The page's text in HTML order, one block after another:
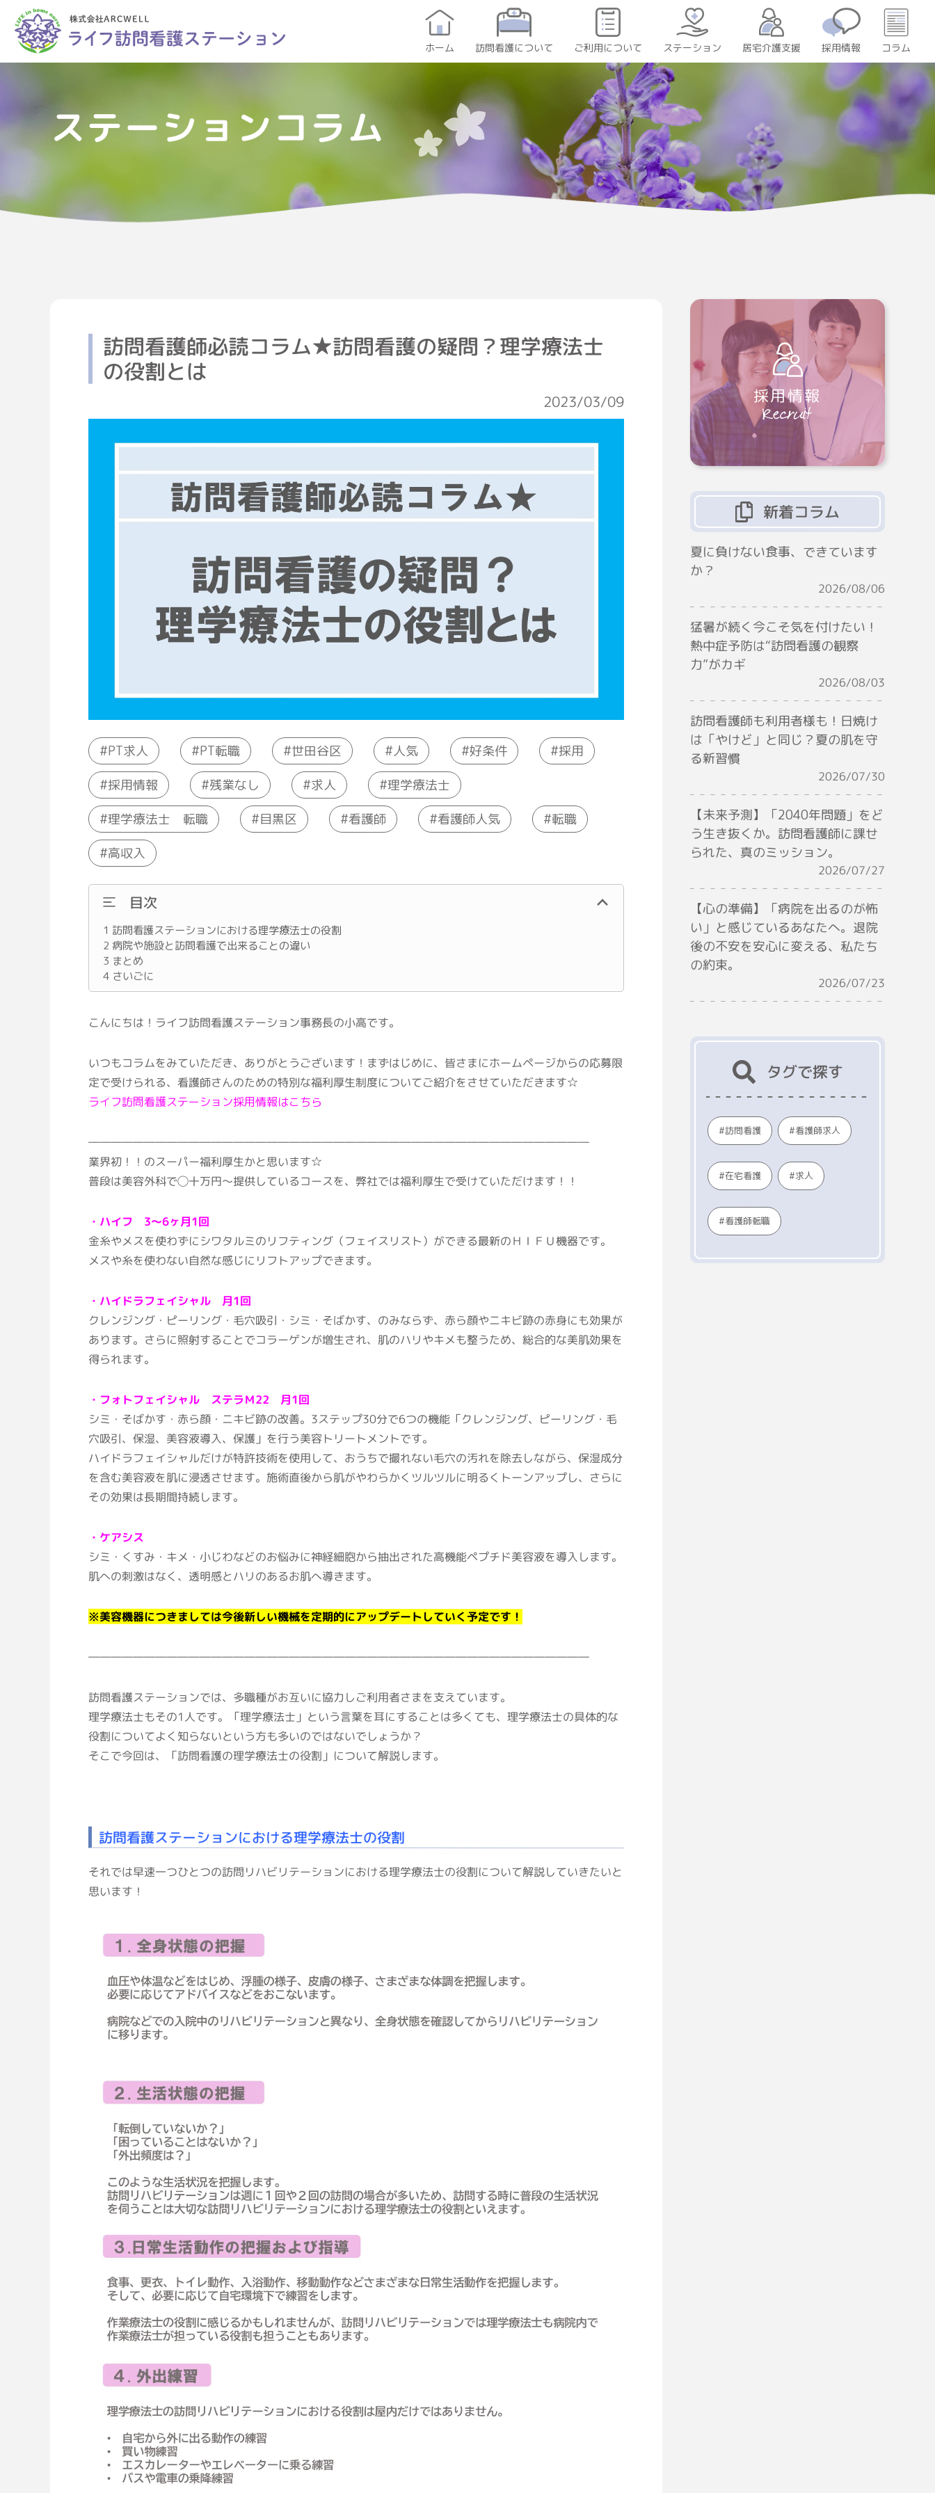
ホーム 訪問看護について ご利用について ステーション 居宅介護支援 採用情報 コラム
ステーションコラム
訪問看護師必読コラム★訪問看護の疑問？理学療法士
の役割とは
2023/03/09
PT求人 PT転職 世田谷区 人気 好条件 採用
採用情報 残業なし 求人 理学療法士
理学療法士 転職 目黒区 看護師 看護師人気 転職
高収入
目次
1 訪問看護ステーションにおける理学療法士の役割
2 病院や施設と訪問看護で出来ることの違い
3 まとめ
4さいごに
こんにちは！ライフ訪問看護ステーション事務長の小高です。
いつもコラムをみていただき、ありがとうございます！まずはじめに、皆さまにホームページからの応募限
定で受けられる、看護師さんのための特別な福利厚生制度についてご紹介をさせていただきます☆
ライフ訪問看護ステーション採用情報はこちら
―――――――――――――――――――――――――――――――――――――――――――――
業界初！！のスーパー福利厚生かと思います☆
普段は美容外科で◯十万円〜提供しているコースを、弊社では福利厚生で受けていただけます！！
・ハイフ 3～6ヶ月1回
金糸やメスを使わずにシワタルミのリフティング（フェイスリスト）ができる最新のＨＩＦＵ機器です。
メスや糸を使わない自然な感じにリフトアップできます。
・ハイドラフェイシャル 月1回
クレンジング・ピーリング・毛穴吸引・シミ・そばかす、のみならず、赤ら顔やニキビ跡の赤身にも効果が
あります。さらに照射することでコラーゲンが増生され、肌のハリやキメも整うため、総合的な美肌効果を
得られます。
・フォトフェイシャル ステラＭ22 月1回
シミ・そばかす・赤ら顔・ニキビ跡の改善。3ステップ30分で6つの機能「クレンジング、ピーリング・毛
穴吸引、保湿、美容液導入、保護」を行う美容トリートメントです。
ハイドラフェイシャルだけが特許技術を使用して、おうちで撮れない毛穴の汚れを除去しながら、保湿成分
を含む美容液を肌に浸透させます。施術直後から肌がやわらかくツルツルに明るくトーンアップし、さらに
その効果は長期間持続します。
・ケアシス
シミ・くすみ・キメ・小じわなどのお悩みに神経細胞から抽出された高機能ペプチド美容液を導入します。
肌への刺激はなく、透明感とハリのあるお肌へ導きます。
※美容機器につきましては今後新しい機械を定期的にアップデートしていく予定です！
―――――――――――――――――――――――――――――――――――――――――――――
訪問看護ステーションでは、多職種がお互いに協力しご利用者さまを支えています。
理学療法士もその1人です。「理学療法士」という言葉を耳にすることは多くても、理学療法士の具体的な
役割についてよく知らないという方も多いのではないでしょうか？
そこで今回は、「訪問看護の理学療法士の役割」について解説します。
訪問看護ステーションにおける理学療法士の役割
それでは早速一つひとつの訪問リハビリテーションにおける理学療法士の役割について解説していきたいと
思います！
採用情報
新着コラム
夏に負けない食事、できています
か？
2026/08/06
猛暑が続く今こそ気を付けたい！
熱中症予防は“訪問看護の観察
力”がカギ
2026/08/03
訪問看護師も利用者様も！日焼け
は「やけど」と同じ？夏の肌を守
る新習慣
2026/07/30
【未来予測】「2040年問題」をど
う生き抜くか。訪問看護師に課せ
られた、真のミッション。
2026/07/27
【心の準備】「病院を出るのが怖
い」と感じているあなたへ。退院
後の不安を安心に変える、私たち
の約束。
2026/07/23
タグで探す
訪問看護 看護師求人
在宅看護 求人
看護師転職